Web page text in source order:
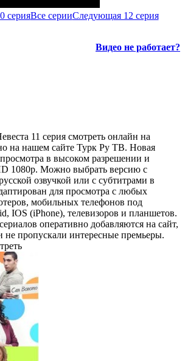
серияВсе серииСледующая 12 серия
Видео не работает?
11 серия смотреть онлайн на
на нашем сайте Турк Ру ТВ. Новая
в высоком разрешении и
1080p. Можно выбрать версию с
озвучкой или с субтитрами в
для просмотра с любых
мобильных телефонов под
IOS (iPhone), телевизоров и планшетов.
оперативно добавляются на сайт,
не пропускали интересные премьеры.